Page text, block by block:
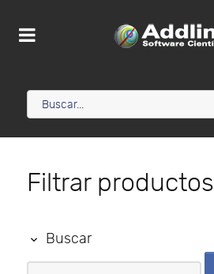
Filtrar productos
Buscar